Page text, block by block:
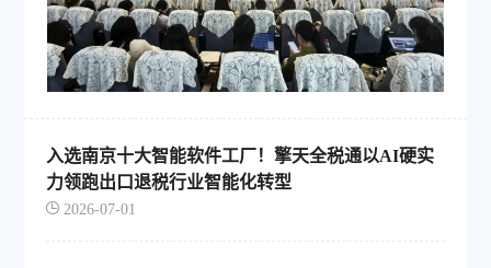
入选南京十大智能软件工厂！擎天全税通以AI硬实
力领跑出口退税行业智能化转型
2026-07-01